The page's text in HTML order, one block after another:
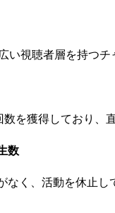
視聴者層を持つ
を獲得しており、
数
く、活動を休止し